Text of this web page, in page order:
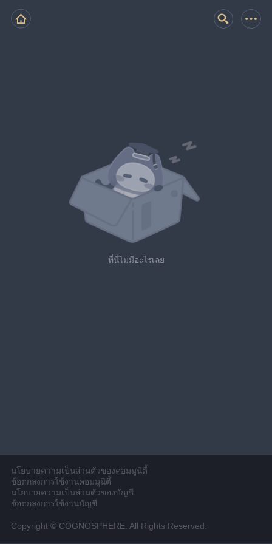
ที่นี่ไม่มีอะไรเลย
นโยบายความเป็นส่วนตัวของคอมมูนิตี้
ข้อตกลงการใช้งานคอมมูนิตี้
นโยบายความเป็นส่วนตัวของบัญชี
ข้อตกลงการใช้งานบัญชี
Copyright © COGNOSPHERE. All Rights Reserved.